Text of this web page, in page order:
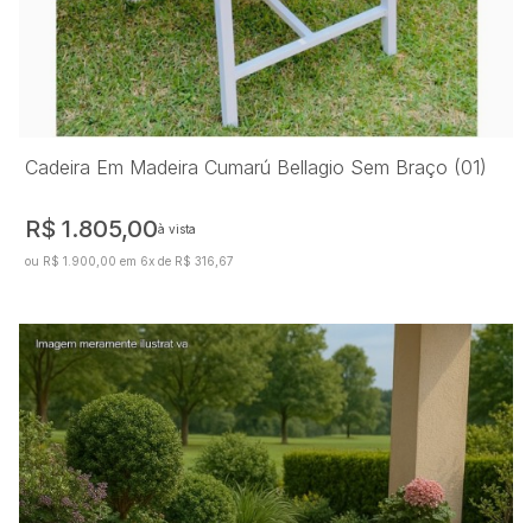
Cadeira Em Madeira Cumarú Bellagio Sem Braço (01)
R$ 1.805,00à vista
ou R$ 1.900,00 em 6x de R$ 316,67